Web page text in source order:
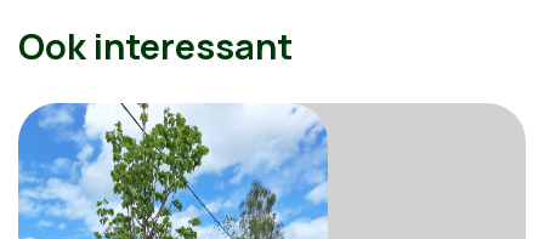
Ook interessant